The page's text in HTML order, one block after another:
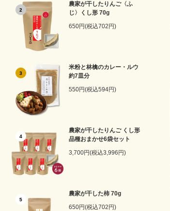
2
農家が干したりんご〈ふ
じ〉くし形 70g
650円(税込702円)
3
米粉と林檎のカレー・ルウ
約7皿分
550円(税込594円)
4
農家が干したりんご くし形
品種おまかせ6袋セット
3,700円(税込3,996円)
5
農家が干した柿 70g
650円(税込702円)